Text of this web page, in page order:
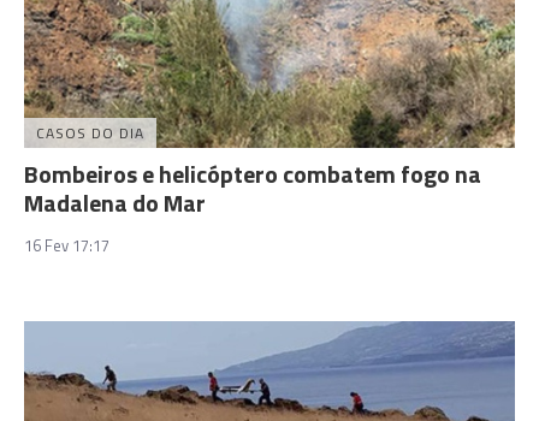
CASOS DO DIA
Bombeiros e helicóptero combatem fogo na
Madalena do Mar
16 Fev 17:17